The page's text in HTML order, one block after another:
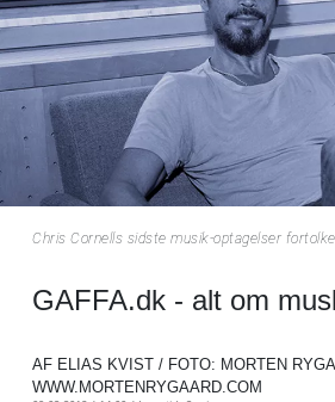
Chris Cornells sidste musik-optagelser
GAFFA.dk - alt om
AF ELIAS KVIST / FOTO: MORTEN
WWW.MORTENRYGAARD.COM